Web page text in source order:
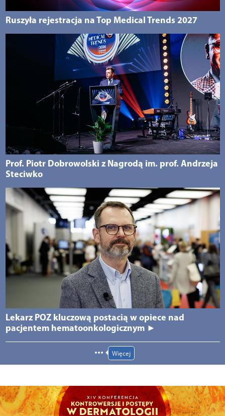
Ruszyła rejestracja na Top Medical Trends 2027
Prof. Piotr Dobrowolski z Nagrodą im. prof. Andrzeja
Steciwko
Lekarz POZ kluczową postacią w opiece nad
pacjentem hematoonkologicznym ►
Więcej